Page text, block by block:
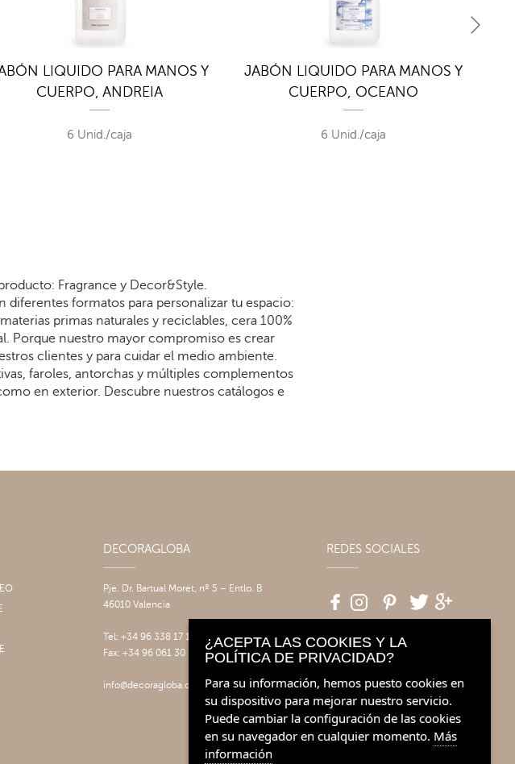
LIQUIDO PARA MANOS Y
CUERPO, ANDREIA
6 Unid./caja
JABÓN LIQUIDO PARA MANOS Y
CUERPO, OCEANO
6 Unid./caja
Fragrance y Decor&Style.
diferentes formatos para personalizar tu espacio:
primas naturales y reciclables, cera 100%
Porque nuestro mayor compromiso es crear
clientes y para cuidar el medio ambiente.
faroles, antorchas y múltiples complementos
en exterior. Descubre nuestros catálogos e
DECORAGLOBA
Pje. Dr. Bartual Moret, nº 5 – Entlo. B
46010 Valencia
Tel: +34 96 338 17 17
Fax: +34 96 061 30 14
info@decoragloba.com
REDES SOCIALES
¿ACEPTA LAS COOKIES Y LA
POLÍTICA DE PRIVACIDAD?
Para su información, hemos puesto cookies en
su dispositivo para mejorar nuestro servicio.
Puede cambiar la configuración de las cookies
en su navegador en cualquier momento. Más
información